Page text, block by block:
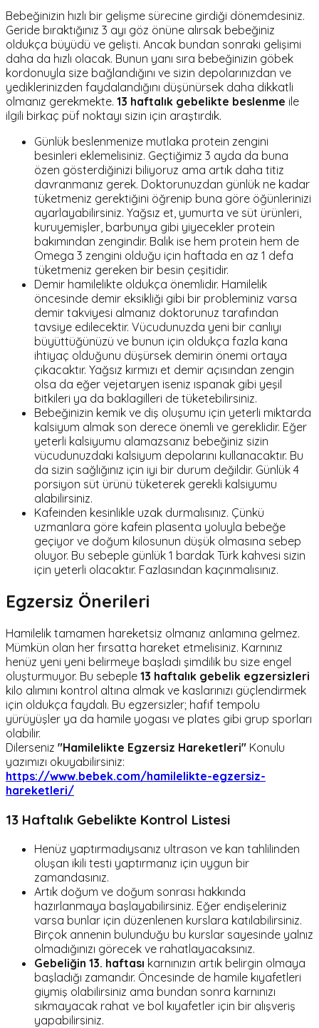
Bebeğinizin hızlı bir gelişme sürecine girdiği dönemdesiniz.
Geride bıraktığınız 3 ayı göz önüne alırsak bebeğiniz
oldukça büyüdü ve gelişti. Ancak bundan sonraki gelişimi
daha da hızlı olacak. Bunun yanı sıra bebeğinizin göbek
kordonuyla size bağlandığını ve sizin depolarınızdan ve
yediklerinizden faydalandığını düşünürsek daha dikkatli
olmanız gerekmekte. 13 haftalık gebelikte beslenme ile
ilgili birkaç püf noktayı sizin için araştırdık.
Günlük beslenmenize mutlaka protein zengini
besinleri eklemelisiniz. Geçtiğimiz 3 ayda da buna
özen gösterdiğinizi biliyoruz ama artık daha titiz
davranmanız gerek. Doktorunuzdan günlük ne kadar
tüketmeniz gerektiğini öğrenip buna göre öğünlerinizi
ayarlayabilirsiniz. Yağsız et, yumurta ve süt ürünleri,
kuruyemişler, barbunya gibi yiyecekler protein
bakımından zengindir. Balık ise hem protein hem de
Omega 3 zengini olduğu için haftada en az 1 defa
tüketmeniz gereken bir besin çeşitidir.
Demir hamilelikte oldukça önemlidir. Hamilelik
öncesinde demir eksikliği gibi bir probleminiz varsa
demir takviyesi almanız doktorunuz tarafından
tavsiye edilecektir. Vücudunuzda yeni bir canlıyı
büyüttüğünüzü ve bunun için oldukça fazla kana
ihtiyaç olduğunu düşürsek demirin önemi ortaya
çıkacaktır. Yağsız kırmızı et demir açısından zengin
olsa da eğer vejetaryen iseniz ıspanak gibi yeşil
bitkileri ya da baklagilleri de tüketebilirsiniz.
Bebeğinizin kemik ve diş oluşumu için yeterli miktarda
kalsiyum almak son derece önemli ve gereklidir. Eğer
yeterli kalsiyumu alamazsanız bebeğiniz sizin
vücudunuzdaki kalsiyum depolarını kullanacaktır. Bu
da sizin sağlığınız için iyi bir durum değildir. Günlük 4
porsiyon süt ürünü tüketerek gerekli kalsiyumu
alabilirsiniz.
Kafeinden kesinlikle uzak durmalısınız. Çünkü
uzmanlara göre kafein plasenta yoluyla bebeğe
geçiyor ve doğum kilosunun düşük olmasına sebep
oluyor. Bu sebeple günlük 1 bardak Türk kahvesi sizin
için yeterli olacaktır. Fazlasından kaçınmalısınız.
Egzersiz Önerileri
Hamilelik tamamen hareketsiz olmanız anlamına gelmez.
Mümkün olan her fırsatta hareket etmelisiniz. Karnınız
henüz yeni yeni belirmeye başladı şimdilik bu size engel
oluşturmuyor. Bu sebeple 13 haftalık gebelik egzersizleri
kilo alımını kontrol altına almak ve kaslarınızı güçlendirmek
için oldukça faydalı. Bu egzersizler; hafif tempolu
yürüyüşler ya da hamile yogası ve plates gibi grup sporları
olabilir.
Dilerseniz "Hamilelikte Egzersiz Hareketleri" Konulu
yazımızı okuyabilirsiniz:
https://www.bebek.com/hamilelikte-egzersiz-
hareketleri/
13 Haftalık Gebelikte Kontrol Listesi
Henüz yaptırmadıysanız ultrason ve kan tahlilinden
oluşan ikili testi yaptırmanız için uygun bir
zamandasınız.
Artık doğum ve doğum sonrası hakkında
hazırlanmaya başlayabilirsiniz. Eğer endişeleriniz
varsa bunlar için düzenlenen kurslara katılabilirsiniz.
Birçok annenin bulunduğu bu kurslar sayesinde yalnız
olmadığınızı görecek ve rahatlayacaksınız.
Gebeliğin 13. haftası karnınızın artık belirgin olmaya
başladığı zamandır. Öncesinde de hamile kıyafetleri
giymiş olabilirsiniz ama bundan sonra karnınızı
sıkmayacak rahat ve bol kıyafetler için bir alışveriş
yapabilirsiniz.